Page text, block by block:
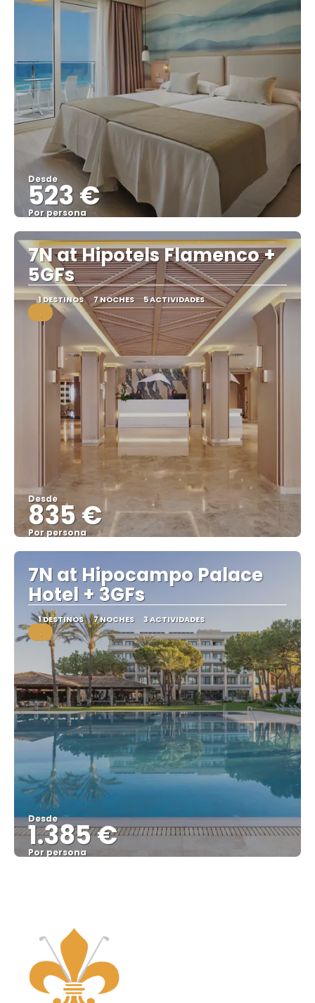
Desde
523 €
Por persona
Ver
7N at Hipotels Flamenco +
5GFs
1 DESTINOS 7 NOCHES 5 ACTIVIDADES
.
Desde
835 €
Por persona
Ver
7N at Hipocampo Palace
Hotel + 3GFs
1 DESTINOS 7 NOCHES 3 ACTIVIDADES
.
Desde
1.385 €
Por persona